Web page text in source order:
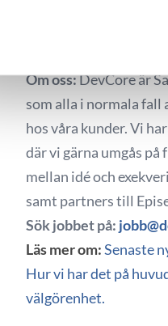
kollegor och riktigt
så sök jobbet nu! 😊
Om oss:DevCore är
som alla i normala
hos våra kunder. Vi
där vi gärna umgås
mellan idé och
samt partners till
Sök jobbet på:
Läs mer om:Senaste
Hur vi har det på
välgörenhet.